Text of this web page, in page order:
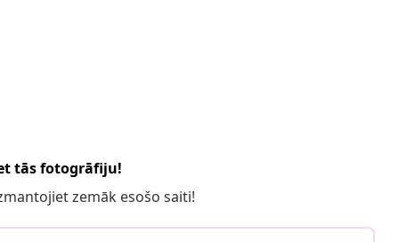
tās fotogrāfiju!
zemāk esošo saiti!